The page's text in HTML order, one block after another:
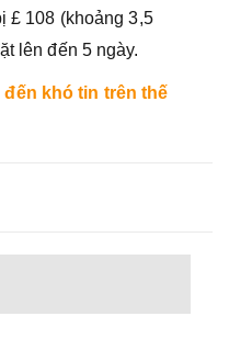
£ 108 (khoảng 3,5
lên đến 5 ngày.
khó tin trên thế